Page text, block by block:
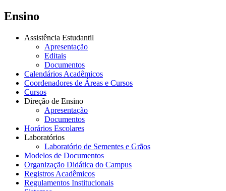
Ensino
Assistência Estudantil
Apresentação
Editais
Documentos
Calendários Acadêmicos
Coordenadores de Áreas e Cursos
Cursos
Direção de Ensino
Apresentação
Documentos
Horários Escolares
Laboratórios
Laboratório de Sementes e Grãos
Modelos de Documentos
Organização Didática do Campus
Registros Acadêmicos
Regulamentos Institucionais